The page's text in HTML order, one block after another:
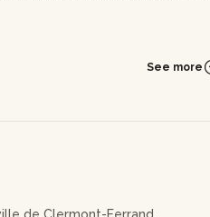
être portées et admirées !
See more